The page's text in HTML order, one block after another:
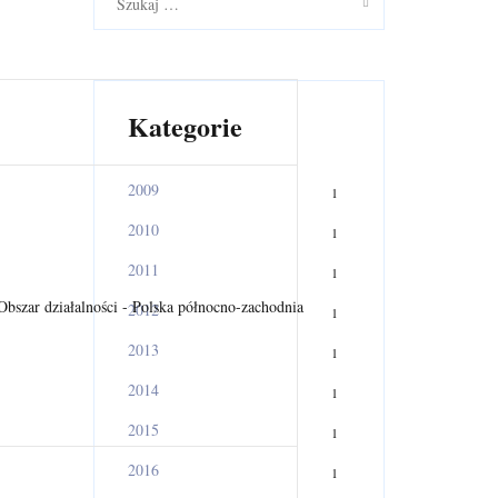
u
j
Kategorie
2009 1
2010 1
2011 1
2012 1
2013 1
2014 1
2015 1
2016 1